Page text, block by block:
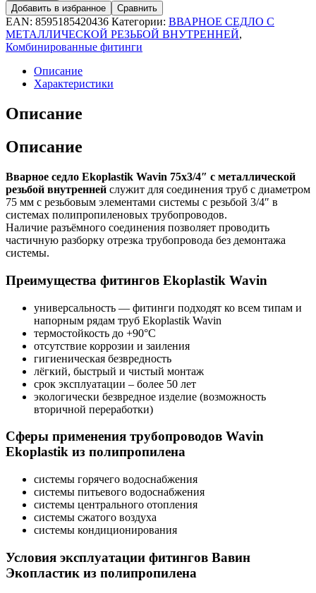
Добавить в избранное
Сравнить
EAN: 8595185420436 Категории: ВВАРНОЕ СЕДЛО С
МЕТАЛЛИЧЕСКОЙ РЕЗЬБОЙ ВНУТРЕННЕЙ,
Комбинированные фитинги
Описание
Характеристики
Описание
Описание
Вварное седло Ekoplastik Wavin 75х3/4″ с металлической
резьбой внутренней служит для соединения труб с диаметром
75 мм с резьбовым элементами системы с резьбой 3/4″ в
системах полипропиленовых трубопроводов.
Наличие разъёмного соединения позволяет проводить
частичную разборку отрезка трубопровода без демонтажа
системы.
Преимущества фитингов Ekoplastik Wavin
универсальность — фитинги подходят ко всем типам и
напорным рядам труб Ekoplastik Wavin
термостойкость до +90°C
отсутствие коррозии и заиления
гигиеническая безвредность
лёгкий, быстрый и чистый монтаж
срок эксплуатации – более 50 лет
экологически безвредное изделие (возможность
вторичной переработки)
Сферы применения трубопроводов Wavin
Ekoplastik из полипропилена
системы горячего водоснабжения
системы питьевого водоснабжения
системы центрального отопления
системы сжатого воздуха
системы кондиционирования
Условия эксплуатации фитингов Вавин
Экопластик из полипропилена